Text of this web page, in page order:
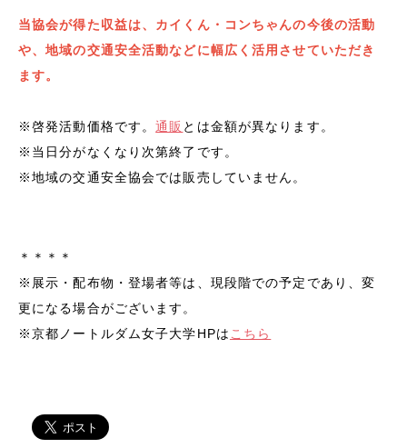
当協会が得た収益は、カイくん・コンちゃんの今後の活動
や、地域の交通安全活動などに幅広く活用させていただき
ます。
※啓発活動価格です。通販 とは金額が異なります。
※当日分がなくなり次第終了です。
※地域の交通安全協会では販売していません。
＊＊＊＊
※展示・配布物・登場者等は、 現段階での予定であり、変
更になる場合がございます。
※京都ノートルダム女子大学HPは こちら